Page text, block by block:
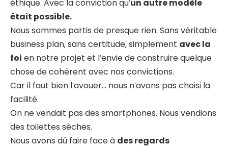
éthique. Avec la conviction qu’un autre modèle
était possible.
Nous sommes partis de presque rien. Sans véritable
business plan, sans certitude, simplement avec la
foi en notre projet et l’envie de construire quelque
chose de cohérent avec nos convictions.
Car il faut bien l’avouer… nous n’avons pas choisi la
facilité.
On ne vendait pas des smartphones. Nous vendions
des toilettes sèches.
Nous avons dû faire face à des regards